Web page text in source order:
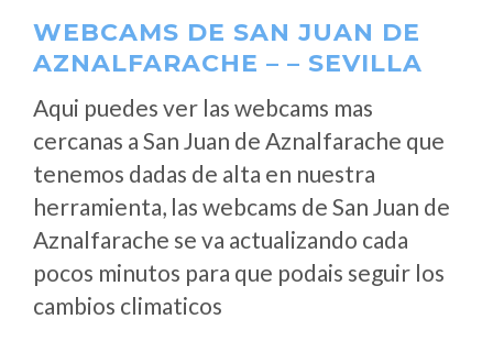
WEBCAMS DE SAN JUAN DE
AZNALFARACHE – – SEVILLA
Aqui puedes ver las webcams mas
cercanas a San Juan de Aznalfarache que
tenemos dadas de alta en nuestra
herramienta, las webcams de San Juan de
Aznalfarache se va actualizando cada
pocos minutos para que podais seguir los
cambios climaticos